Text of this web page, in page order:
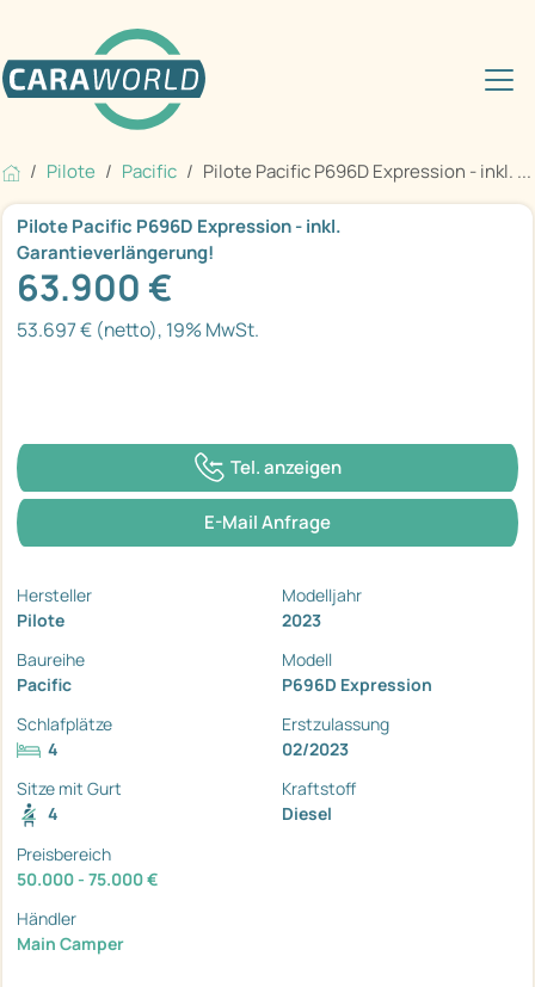
Pilote Pacific Pilote Pacific P696D Expression - inkl. ...
Pilote Pacific P696D Expression - inkl.
Garantieverlängerung!
63.900 €
53.697 € (netto), 19% MwSt.
Tel. anzeigen
E-Mail Anfrage
Hersteller
Pilote
Modelljahr
2023
Baureihe
Pacific
Modell
P696D Expression
Schlafplätze
4
Erstzulassung
02/2023
Sitze mit Gurt
4
Kraftstoff
Diesel
Preisbereich
50.000 - 75.000 €
Händler
Main Camper